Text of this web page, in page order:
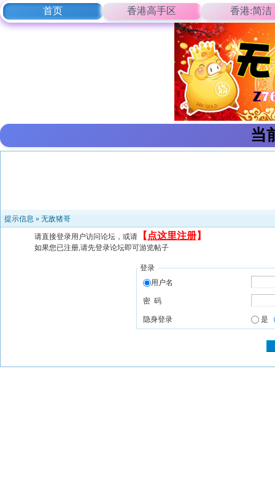
首页 香港高手区 香港:简洁
当
提示信息 » 无敌猪哥
请直接登录用户访问论坛，或请 【 点这里注册】
如果您已注册,请先登录论坛即可游览帖子
登录
用户名
密 码
隐身登录 是